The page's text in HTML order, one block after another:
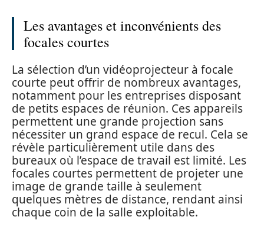
Les avantages et inconvénients des
focales courtes
La sélection d’un vidéoprojecteur à focale
courte peut offrir de nombreux avantages,
notamment pour les entreprises disposant
de petits espaces de réunion. Ces appareils
permettent une grande projection sans
nécessiter un grand espace de recul. Cela se
révèle particulièrement utile dans des
bureaux où l’espace de travail est limité. Les
focales courtes permettent de projeter une
image de grande taille à seulement
quelques mètres de distance, rendant ainsi
chaque coin de la salle exploitable.